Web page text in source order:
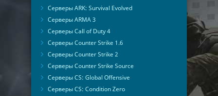
Серверы ARK: Survival Evolved
Серверы ARMA 3
Серверы Call of Duty 4
Серверы Counter Strike 1.6
Серверы Counter Strike 2
Серверы Counter Strike Source
Серверы CS: Global Offensive
Серверы CS: Condition Zero